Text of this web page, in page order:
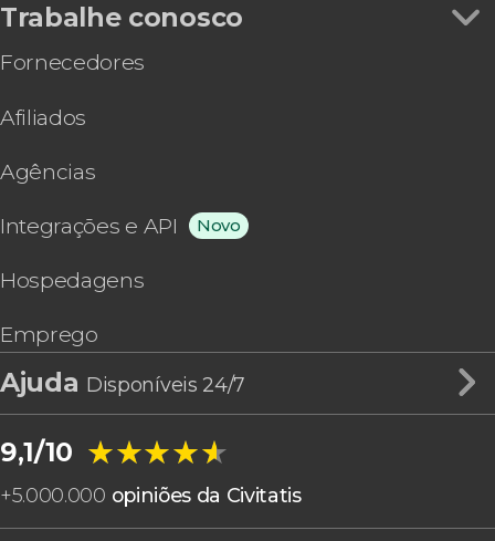
Trabalhe conosco
Fornecedores
Afiliados
Agências
Integrações e API Novo
Hospedagens
Emprego
Ajuda Disponíveis 24/7
9,1/10 ★★★★★
★★★★★
+5.000.000 opiniões da Civitatis